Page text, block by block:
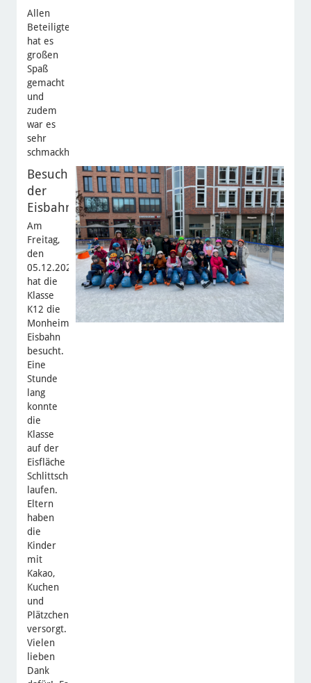
Allen
Beteiligten
hat es
großen
Spaß
gemacht
und
zudem
war es
sehr
schmackhaft.
Besuch
der
Eisbahn
Am
Freitag,
den
05.12.2025
hat die
Klasse
K12 die
Monheimer
Eisbahn
besucht.
Eine
Stunde
lang
konnte
die
Klasse
auf der
Eisfläche
Schlittschuhe
laufen.
Eltern
haben
die
Kinder
mit
Kakao,
Kuchen
und
Plätzchen
versorgt.
Vielen
lieben
Dank